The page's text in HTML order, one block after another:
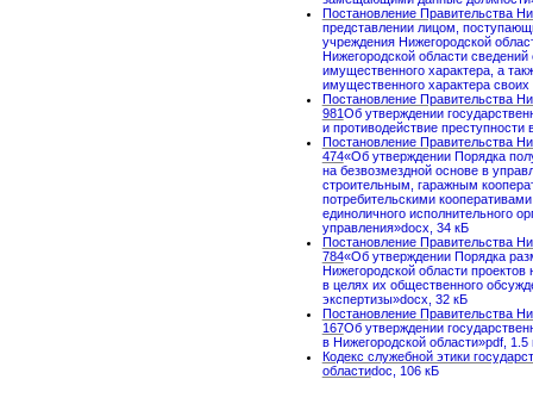
Постановление Правительства
представлении лицом,
учреждения Нижегородской
Нижегородской области
имущественного характера, а
имущественного характера
Постановление Правительства
981Об утверждении
и противодействие преступности
Постановление Правительства
474«Об утверждении Порядка
на безвозмездной основе в
строительным, гаражным
потребительскими
единоличного исполнительного
управления»docx, 34 кБ
Постановление Правительства
784«Об утверждении Порядка
Нижегородской области
в целях их общественного
экспертизы»docx, 32 кБ
Постановление Правительства
167Об утверждении
в Нижегородской области»pdf,
Кодекс служебной этики
областиdoc, 106 кБ